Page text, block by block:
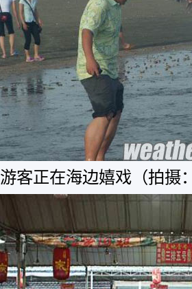
游客正在海边嬉戏（拍摄